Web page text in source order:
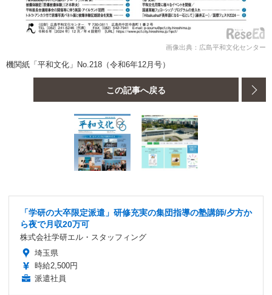
画像出典：広島平和文化センター
機関紙「平和文化」No.218（令和6年12月号）
この記事へ戻る
「学研の大卒限定派遣」研修充実の集団指導の塾講師/夕方か
ら夜で月収20万可
株式会社学研エル・スタッフィング
埼玉県
時給2,500円
派遣社員